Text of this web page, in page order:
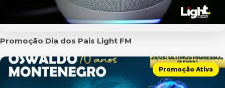
Promoção Dia dos Pais Light FM
Promoção Ativa